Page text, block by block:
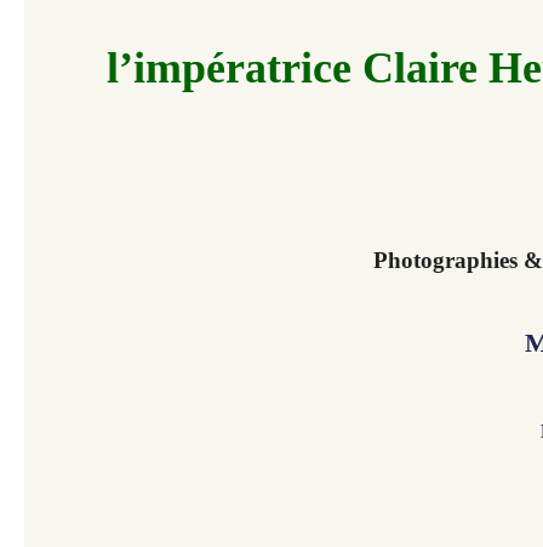
l’impératrice Claire
Photographies